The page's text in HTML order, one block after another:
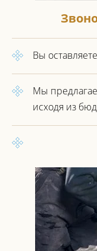
Вы
Мы
исходя из